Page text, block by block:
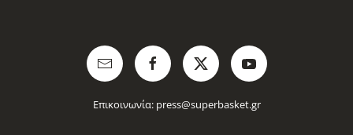
Επικοινωνία: press@superbasket.gr